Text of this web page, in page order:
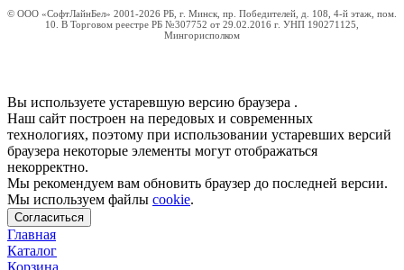
© ООО «СофтЛайнБел» 2001-2026 РБ, г. Минск, пр. Победителей, д. 108, 4-й этаж, пом.
10. В Торговом реестре РБ №307752 от 29.02.2016 г. УНП 190271125,
Мингорисполком
Вы используете устаревшую версию браузера .
Наш сайт построен на передовых и современных
технологиях, поэтому при использовании устаревших версий
браузера некоторые элементы могут отображаться
некорректно.
Мы рекомендуем вам обновить браузер до последней версии.
Мы используем файлы cookie.
Согласиться
Главная
Каталог